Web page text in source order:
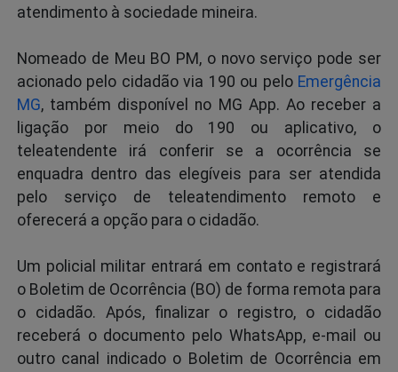
atendimento à sociedade mineira.
Nomeado de Meu BO PM, o novo serviço pode ser
acionado pelo cidadão via 190 ou pelo Emergência
MG, também disponível no MG App. Ao receber a
ligação por meio do 190 ou aplicativo, o
teleatendente irá conferir se a ocorrência se
enquadra dentro das elegíveis para ser atendida
pelo serviço de teleatendimento remoto e
oferecerá a opção para o cidadão.
Um policial militar entrará em contato e registrará
o Boletim de Ocorrência (BO) de forma remota para
o cidadão. Após, finalizar o registro, o cidadão
receberá o documento pelo WhatsApp, e-mail ou
outro canal indicado o Boletim de Ocorrência em